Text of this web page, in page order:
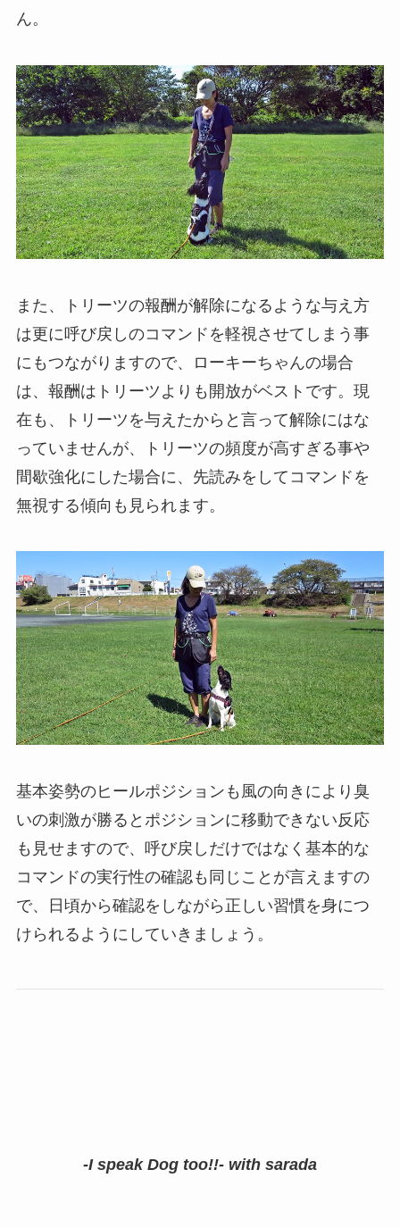
ん。
また、トリーツの報酬が解除になるような与え方
は更に呼び戻しのコマンドを軽視させてしまう事
にもつながりますので、ローキーちゃんの場合
は、報酬はトリーツよりも開放がベストです。現
在も、トリーツを与えたからと言って解除にはな
っていませんが、トリーツの頻度が高すぎる事や
間歇強化にした場合に、先読みをしてコマンドを
無視する傾向も見られます。
基本姿勢のヒールポジションも風の向きにより臭
いの刺激が勝るとポジションに移動できない反応
も見せますので、呼び戻しだけではなく基本的な
コマンドの実行性の確認も同じことが言えますの
で、日頃から確認をしながら正しい習慣を身につ
けられるようにしていきましょう。
-I speak Dog too!!- with sarada